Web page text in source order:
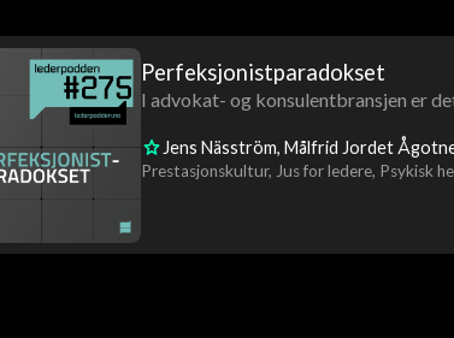
Perfeksjonistparadokset
I advokat- og konsulentbransjen er
Jens Näsström Målfrid Jordet
Prestasjonskultur Jus for ledere Psykisk